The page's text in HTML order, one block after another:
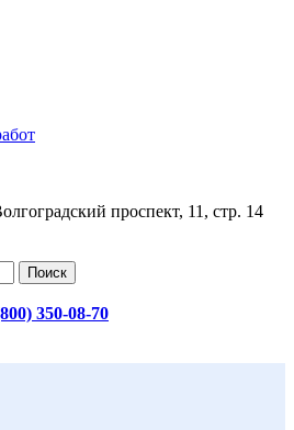
проспект, 11, стр. 14
Поиск
350-08-70